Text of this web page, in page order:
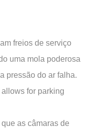
freios de serviço
uma mola poderosa
pressão do ar falha.
for parking
as câmaras de